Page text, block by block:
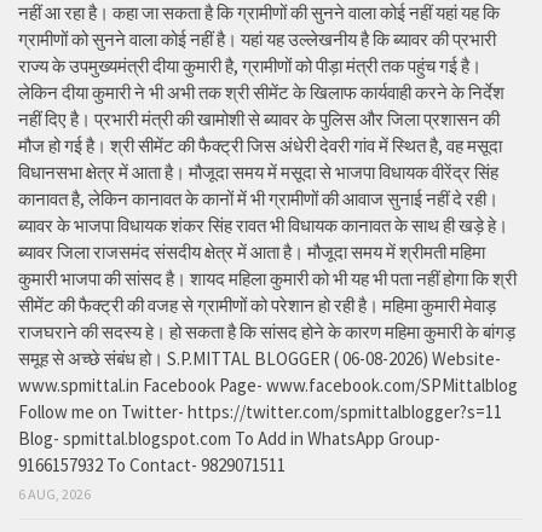
नहीं आ रहा है। कहा जा सकता है कि ग्रामीणों की सुनने वाला कोई नहीं यहां यह कि
ग्रामीणों को सुनने वाला कोई नहीं है। यहां यह उल्लेखनीय है कि ब्यावर की प्रभारी
राज्य के उपमुख्यमंत्री दीया कुमारी है, ग्रामीणों को पीड़ा मंत्री तक पहुंच गई है।
लेकिन दीया कुमारी ने भी अभी तक श्री सीमेंट के खिलाफ कार्यवाही करने के निर्देश
नहीं दिए है। प्रभारी मंत्री की खामोशी से ब्यावर के पुलिस और जिला प्रशासन की
मौज हो गई है। श्री सीमेंट की फैक्ट्री जिस अंधेरी देवरी गांव में स्थित है, वह मसूदा
विधानसभा क्षेत्र में आता है। मौजूदा समय में मसूदा से भाजपा विधायक वीरेंद्र सिंह
कानावत है, लेकिन कानावत के कानों में भी ग्रामीणों की आवाज सुनाई नहीं दे रही।
ब्यावर के भाजपा विधायक शंकर सिंह रावत भी विधायक कानावत के साथ ही खड़े हे।
ब्यावर जिला राजसमंद संसदीय क्षेत्र में आता है। मौजूदा समय में श्रीमती महिमा
कुमारी भाजपा की सांसद है। शायद महिला कुमारी को भी यह भी पता नहीं होगा कि श्री
सीमेंट की फैक्ट्री की वजह से ग्रामीणों को परेशान हो रही है। महिमा कुमारी मेवाड़
राजघराने की सदस्य हे। हो सकता है कि सांसद होने के कारण महिमा कुमारी के बांगड़
समूह से अच्छे संबंध हो। S.P.MITTAL BLOGGER ( 06-08-2026) Website-
www.spmittal.in Facebook Page- www.facebook.com/SPMittalblog
Follow me on Twitter- https://twitter.com/spmittalblogger?s=11
Blog- spmittal.blogspot.com To Add in WhatsApp Group-
9166157932 To Contact- 9829071511
6 AUG, 2026